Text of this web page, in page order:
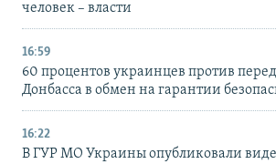
человек – власти
16:59
60 процентов украинцев против
Донбасса в обмен на гарантии
16:22
В ГУР МО Украины опубликовали